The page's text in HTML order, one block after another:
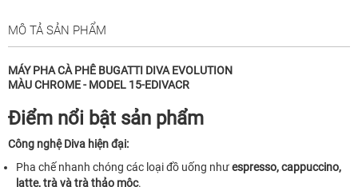
MÔ TẢ SẢN PHẨM
MÁY PHA CÀ PHÊ BUGATTI DIVA EVOLUTION
MÀU CHROME - MODEL 15-EDIVACR
Điểm nổi bật sản phẩm
Công nghệ Diva hiện đại:
Pha chế nhanh chóng các loại đồ uống nhưespresso, cappuccino,
latte, trà và trà thảo mộc.